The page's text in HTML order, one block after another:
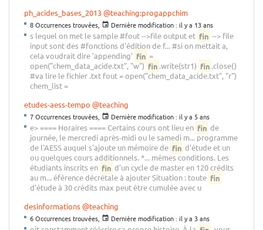
ph_acides_bases_2013@teaching:progappchim
8 Occurrences trouvées, Dernière modification : il y a 13 ans
s lequel on met le sample #fout -->file output et fin --> file
input sont des #fonctions d'édition de f... #si on mettait a,
cela voudrait dire 'appending' fin =
open("chem_data_acide.txt", "w") fin .write(str1) fin .close()
#va lire le fichier .txt fout = open("chem_data_acide.txt", "r")
chem_list =
etudes-aess-tempo @teaching
7 Occurrences trouvées, Dernière modification : il y a 5 ans
e> ==== Horaires ==== Certains cours ont lieu en fin de
journée, le mercredi après-midi ou le samedi m... programme
de l'AESS auquel s'ajoute un mémoire de fin d'étude et un
ou quelques cours additionnels. *... mêmes conditions. Les
étudiants inscrits en fin d'un cycle de master en 120 crédits
au m... éférence décrétale à ajouter Situation : toute fin
d'étude à 30 crédits max peut être cumulée avec u
desinformations@teaching
6 Occurrences trouvées, Dernière modification : il y a 3 ans